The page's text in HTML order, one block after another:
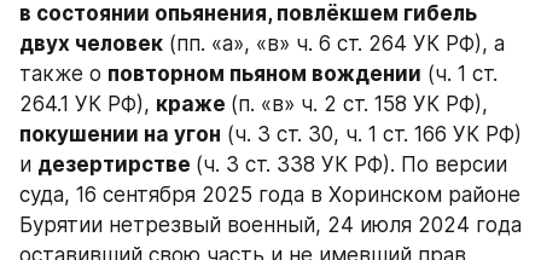
в состоянии опьянения, повлёкшем гибель
двух человек (пп. «а», «в» ч. 6 ст. 264 УК РФ), а
также о повторном пьяном вождении (ч. 1 ст.
264.1 УК РФ), краже
покушении на угон (ч. 3 ст. 30, ч. 1 ст. 166 УК РФ)
и дезертирстве (ч. 3 ст. 338 УК РФ). По версии
суда, 16 сентября 2025 года в Хоринском районе
Бурятии нетрезвый военный, 24 июля 2024 года